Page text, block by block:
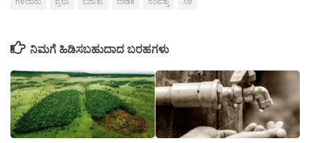
ನಿಮಗೆ ಹಿಡಿಸಬಹುದಾದ ಬರಹಗಳು